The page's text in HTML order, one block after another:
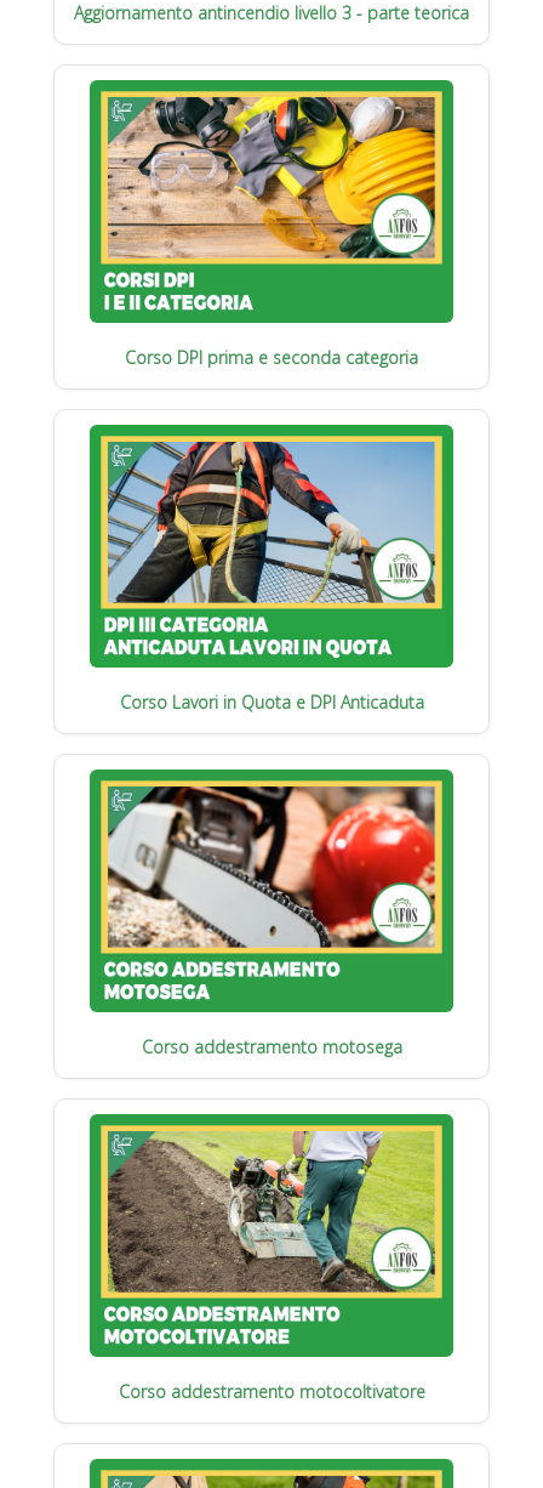
Aggiornamento antincendio livello 3 - parte teorica
Corso DPI prima e seconda categoria
Corso Lavori in Quota e DPI Anticaduta
Corso addestramento motosega
Corso addestramento motocoltivatore